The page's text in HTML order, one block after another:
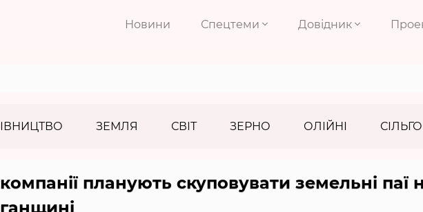
Новини Спецтеми Довідник
ЗЕМЛЯ СВІТ ЗЕРНО ОЛІЙНІ
планують скуповувати земельні паї